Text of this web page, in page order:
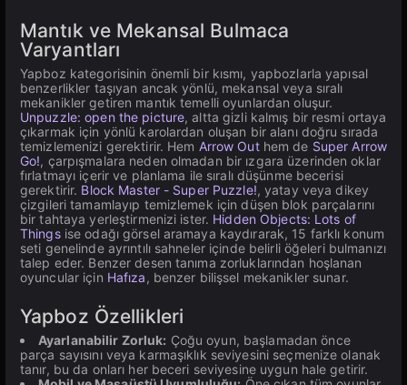
Mantık ve Mekansal Bulmaca
Varyantları
Yapboz kategorisinin önemli bir kısmı, yapbozlarla yapısal
benzerlikler taşıyan ancak yönlü, mekansal veya sıralı
mekanikler getiren mantık temelli oyunlardan oluşur.
Unpuzzle: open the picture, altta gizli kalmış bir resmi ortaya
çıkarmak için yönlü karolardan oluşan bir alanı doğru sırada
temizlemenizi gerektirir. Hem Arrow Outhem de Super Arrow
Go!, çarpışmalara neden olmadan bir ızgara üzerinden oklar
fırlatmayı içerir ve planlama ile sıralı düşünme becerisi
gerektirir. Block Master - Super Puzzle!, yatay veya dikey
çizgileri tamamlayıp temizlemek için düşen blok parçalarını
bir tahtaya yerleştirmenizi ister. Hidden Objects: Lots of
Thingsise odağı görsel aramaya kaydırarak, 15 farklı konum
seti genelinde ayrıntılı sahneler içinde belirli öğeleri bulmanızı
talep eder. Benzer desen tanıma zorluklarından hoşlanan
oyuncular için Hafıza, benzer bilişsel mekanikler sunar.
Yapboz Özellikleri
Ayarlanabilir Zorluk: Çoğu oyun, başlamadan önce
parça sayısını veya karmaşıklık seviyesini seçmenize olanak
tanır, bu da onları her beceri seviyesine uygun hale getirir.